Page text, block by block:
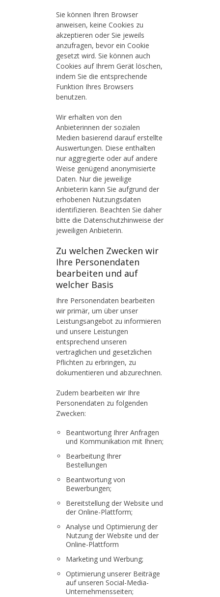
Sie können Ihren Browser
anweisen, keine Cookies zu
akzeptieren oder Sie jeweils
anzufragen, bevor ein Cookie
gesetzt wird. Sie können auch
Cookies auf Ihrem Gerät löschen,
indem Sie die entsprechende
Funktion Ihres Browsers
benutzen.
Wir erhalten von den
Anbieterinnen der sozialen
Medien basierend darauf erstellte
Auswertungen. Diese enthalten
nur aggregierte oder auf andere
Weise genügend anonymisierte
Daten. Nur die jeweilige
Anbieterin kann Sie aufgrund der
erhobenen Nutzungsdaten
identifizieren. Beachten Sie daher
bitte die Datenschutzhinweise der
jeweiligen Anbieterin.
Zu welchen Zwecken wir
Ihre Personendaten
bearbeiten und auf
welcher Basis
Ihre Personendaten bearbeiten
wir primär, um über unser
Leistungsangebot zu informieren
und unsere Leistungen
entsprechend unseren
vertraglichen und gesetzlichen
Pflichten zu erbringen, zu
dokumentieren und abzurechnen.
Zudem bearbeiten wir Ihre
Personendaten zu folgenden
Zwecken:
Beantwortung Ihrer Anfragen
und Kommunikation mit Ihnen;
Bearbeitung Ihrer
Bestellungen
Beantwortung von
Bewerbungen;
Bereitstellung der Website und
der Online-Plattform;
Analyse und Optimierung der
Nutzung der Website und der
Online-Plattform
Marketing und Werbung;
Optimierung unserer Beiträge
auf unseren Social-Media-
Unternehmensseiten;